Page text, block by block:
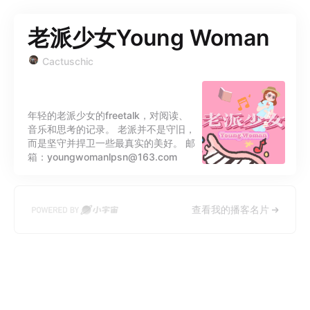
老派少女Young Woman
Cactuschic
年轻的老派少女的freetalk，对阅读、
音乐和思考的记录。 老派并不是守旧，
而是坚守并捍卫一些最真实的美好。 邮
箱：youngwomanlpsn@163.com
查看我的播客名片